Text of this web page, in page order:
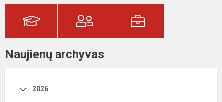
Naujienų archyvas
2026